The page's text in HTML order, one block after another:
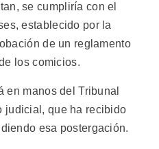
se cumpliría con el
establecido por la
de un reglamento
los comicios.
en manos del Tribunal
judicial, que ha recibido
esa postergación.